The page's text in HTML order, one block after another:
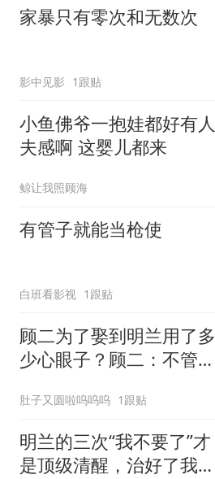
家暴只有零次和无数次
影中见影 1跟贴
小鱼佛爷一抱娃都好有人
夫感啊 这婴儿都来
鲸让我照顾海
有管子就能当枪使
白班看影视 1跟贴
顾二为了娶到明兰用了多
少心眼子？顾二：不管啥
肚子又圆啦呜呜呜 1跟贴
明兰的三次“我不要了”才
是顶级清醒，治好了我的